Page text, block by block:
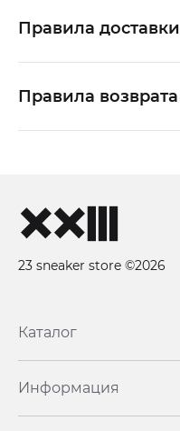
Правила доставки
Правила возврата
23 sneaker store ©2026
Каталог
Информация